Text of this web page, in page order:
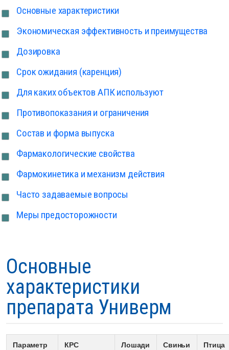
Основные характеристики
Экономическая эффективность и преимущества
Дозировка
Срок ожидания (каренция)
Для каких объектов АПК используют
Противопоказания и ограничения
Состав и форма выпуска
Фармакологические свойства
Фармокинетика и механизм действия
Часто задаваемые вопросы
Меры предосторожности
Основные
характеристики
препарата Универм
Параметр КРС Лошади Свиньи Птица